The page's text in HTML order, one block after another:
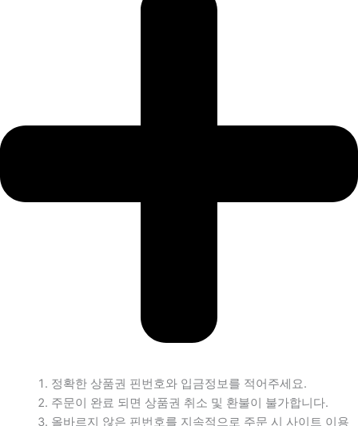
정확한 상품권 핀번호와 입금정보를 적어주세요.
주문이 완료 되면 상품권 취소 및 환불이 불가합니다.
올바르지 않은 핀번호를 지속적으로 주문 시 사이트 이용